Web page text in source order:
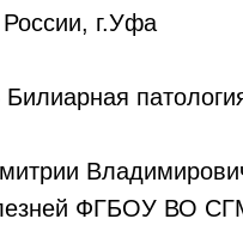
г.Уфа
ФГБОУ ВО